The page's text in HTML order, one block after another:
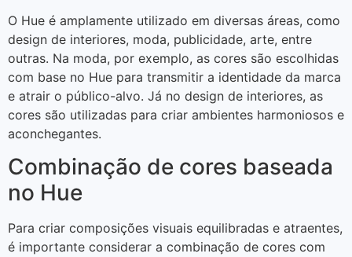
O Hue é amplamente utilizado em diversas áreas, como
design de interiores, moda, publicidade, arte, entre
outras. Na moda, por exemplo, as cores são escolhidas
com base no Hue para transmitir a identidade da marca
e atrair o público-alvo. Já no design de interiores, as
cores são utilizadas para criar ambientes harmoniosos e
aconchegantes.
Combinação de cores baseada
no Hue
Para criar composições visuais equilibradas e atraentes,
é importante considerar a combinação de cores com